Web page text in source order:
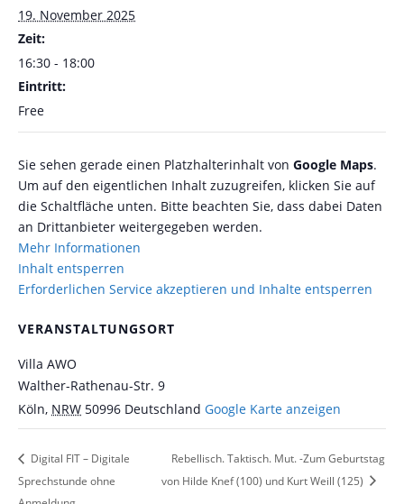
19. November 2025
Zeit:
16:30 - 18:00
Eintritt:
Free
VERANSTALTUNGSORT
Villa AWO
Walther-Rathenau-Str. 9
Köln, NRW 50996 Deutschland Google Karte anzeigen
Sie sehen gerade einen Platzhalterinhalt von Google Maps.
Um auf den eigentlichen Inhalt zuzugreifen, klicken Sie auf
die Schaltfläche unten. Bitte beachten Sie, dass dabei Daten
an Drittanbieter weitergegeben werden.
Mehr Informationen
Inhalt entsperren
Erforderlichen Service akzeptieren und Inhalte entsperren
Digital FIT – Digitale
Sprechstunde ohne
Rebellisch. Taktisch. Mut. -Zum Geburtstag
von Hilde Knef (100) und Kurt Weill (125)